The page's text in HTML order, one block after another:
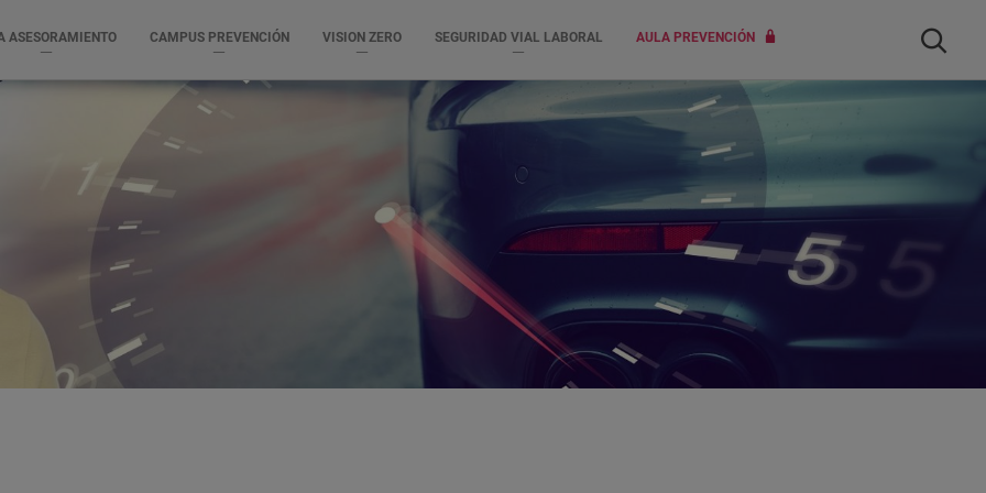
ASESORAMIENTO CAMPUS PREVENCIÓN VISION ZERO SEGURIDAD VIAL LABORAL AULA PREVENCIÓN Buscar